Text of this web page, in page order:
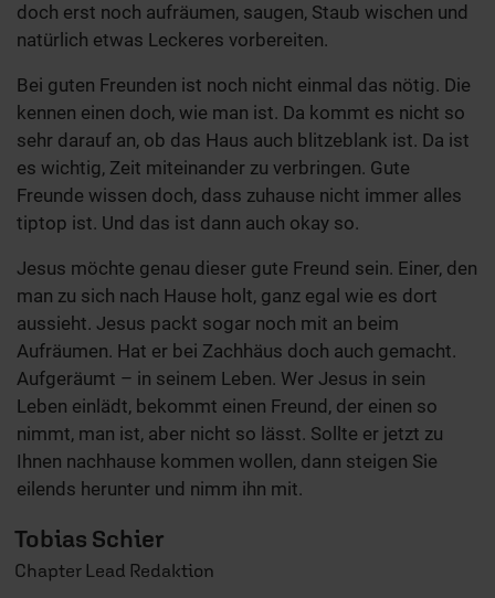
doch erst noch aufräumen, saugen, Staub wischen und
natürlich etwas Leckeres vorbereiten.
Bei guten Freunden ist noch nicht einmal das nötig. Die
kennen einen doch, wie man ist. Da kommt es nicht so
sehr darauf an, ob das Haus auch blitzeblank ist. Da ist
es wichtig, Zeit miteinander zu verbringen. Gute
Freunde wissen doch, dass zuhause nicht immer alles
tiptop ist. Und das ist dann auch okay so.
Jesus möchte genau dieser gute Freund sein. Einer, den
man zu sich nach Hause holt, ganz egal wie es dort
aussieht. Jesus packt sogar noch mit an beim
Aufräumen. Hat er bei Zachhäus doch auch gemacht.
Aufgeräumt – in seinem Leben. Wer Jesus in sein
Leben einlädt, bekommt einen Freund, der einen so
nimmt, man ist, aber nicht so lässt. Sollte er jetzt zu
Ihnen nachhause kommen wollen, dann steigen Sie
eilends herunter und nimm ihn mit.
Tobias Schier
Chapter Lead Redaktion